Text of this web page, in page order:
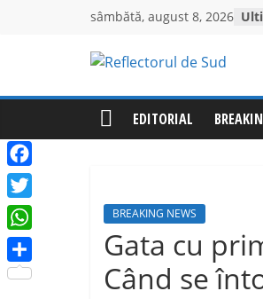
sâmbătă, august 8, 2026
deEDITORIAL
BREAKING NEWS
Gata cu
Când se
F
a
c
e
b
T
w
i
t
W
h
P